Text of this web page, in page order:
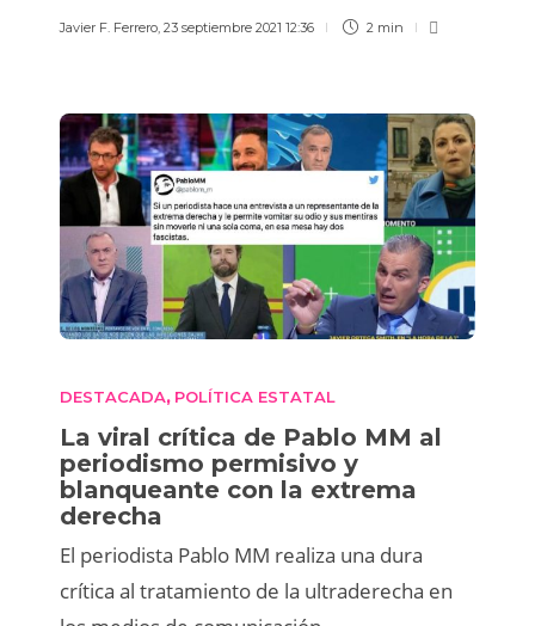
Javier F. Ferrero, 23 septiembre 2021 12:36 2 min
DESTACADA, POLÍTICA ESTATAL
La viral crítica de Pablo MM al
periodismo permisivo y
blanqueante con la extrema
derecha
El periodista Pablo MM realiza una dura
crítica al tratamiento de la ultraderecha en